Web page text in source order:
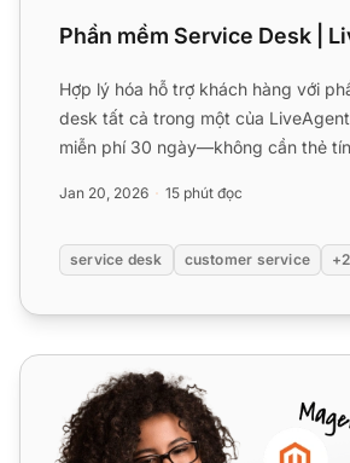
Phần mềm Service Desk |
Hợp lý hóa hỗ trợ khách hàng với
desk tất cả trong một của
miễn phí 30 ngày—không cần thẻ
Jan 20, 2026 15 phút đọc
service desk customer service +2
Integrately